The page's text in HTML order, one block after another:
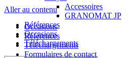
Accessoires
GRANOMAT JP
Références
Occasions
Téléchargements
Aller au contenu
Occasions
Références
Téléchargements
Formulaires de contact